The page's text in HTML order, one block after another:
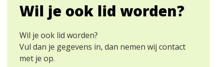
Wil je ook lid worden?
Wil je ook lid worden?
Vul dan je gegevens in, dan nemen wij contact
met je op.